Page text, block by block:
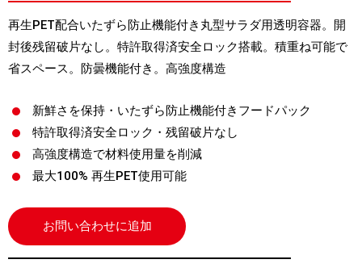
再生PET配合いたずら防止機能付き丸型サラダ用透明容器。開
封後残留破片なし。特許取得済安全ロック搭載。積重ね可能で
省スペース。防曇機能付き。高強度構造
新鮮さを保持・いたずら防止機能付きフードパック
特許取得済安全ロック・残留破片なし
高強度構造で材料使用量を削減
最大100% 再生PET使用可能
お問い合わせに追加